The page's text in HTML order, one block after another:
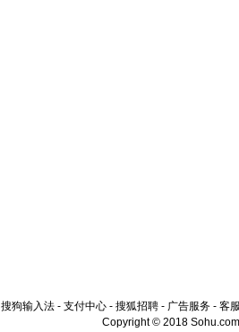
搜狗输入法 - 支付中心 - 搜狐招聘 - 广告服务 - 客
Copyright © 2018